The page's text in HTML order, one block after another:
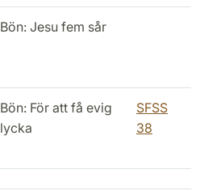
Bön: Jesu fem sår
Bön: För att få evig
lycka
SFSS
38